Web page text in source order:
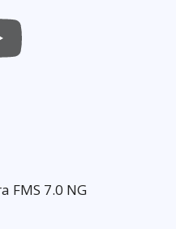
FMS 7.0 NG